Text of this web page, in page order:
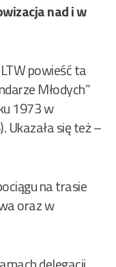
nad i w
powieść ta
Młodych”
1973 w
Ukazała się też –
na trasie
oraz w